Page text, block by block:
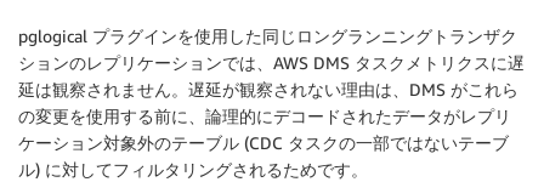
pglogical プラグインを使用した同じロングランニングトランザク
ションのレプリケーションでは、AWS DMS タスクメトリクスに遅
延は観察されません。遅延が観察されない理由は、DMS がこれら
の変更を使用する前に、論理的にデコードされたデータがレプリ
ケーション対象外のテーブル (CDC タスクの一部ではないテーブ
ル) に対してフィルタリングされるためです。